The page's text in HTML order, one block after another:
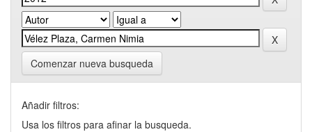
Comenzar nueva busqueda
Añadir filtros:
Usa los filtros para afinar la busqueda.